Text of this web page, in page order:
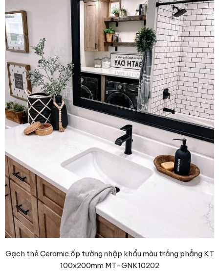
Gạch thẻ Ceramic ốp tường nhập khẩu màu trắng phẳng KT
100x200mm MT-GNK10202